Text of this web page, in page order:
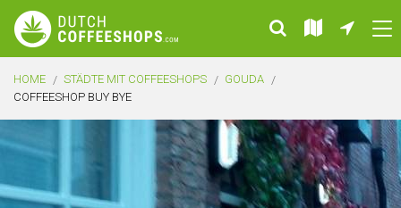
HOME STÄDTE MIT COFFEESHOPS
GOUDA
COFFEESHOP BUY BYE